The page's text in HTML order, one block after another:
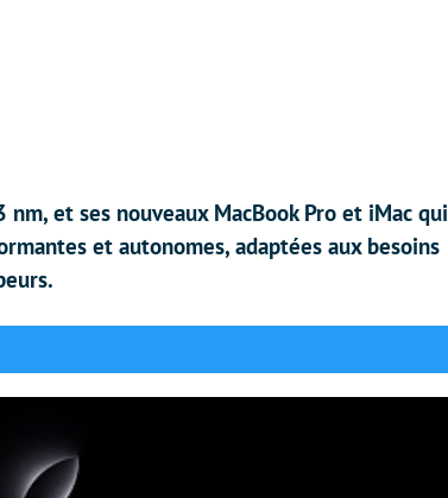
et ses nouveaux MacBook Pro et iMac qui
et autonomes, adaptées aux besoins